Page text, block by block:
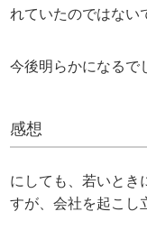
れていたのではない
今後明らかになるで
感想
にしても、若いとき
すが、会社を起こし